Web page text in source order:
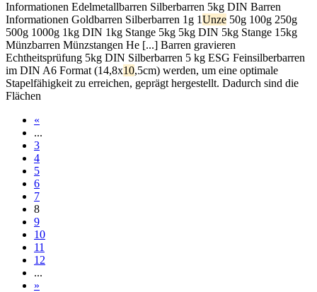
Informationen Edelmetallbarren Silberbarren 5kg DIN Barren
Informationen Goldbarren Silberbarren 1g 1Unze 50g 100g 250g
500g 1000g 1kg DIN 1kg Stange 5kg 5kg DIN 5kg Stange 15kg
Münzbarren Münzstangen He [...] Barren gravieren
Echtheitsprüfung 5kg DIN Silberbarren 5 kg ESG Feinsilberbarren
im DIN A6 Format (14,8x10,5cm) werden, um eine optimale
Stapelfähigkeit zu erreichen, geprägt hergestellt. Dadurch sind die
Flächen
«
...
3
4
5
6
7
8
9
10
11
12
...
»